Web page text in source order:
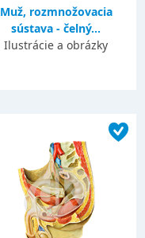
Muž, rozmnožovacia
sústava - čelný...
Ilustrácie a obrázky